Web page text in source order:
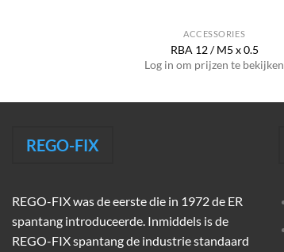
ACCESSORIES
RBA 12 / M5 x 0.5
Log in om prijzen te bekijken
REGO-FIX
REGO-FIX was de eerste die in 1972 de ER
spantang introduceerde. Inmiddels is de
REGO-FIX spantang de industrie standaard